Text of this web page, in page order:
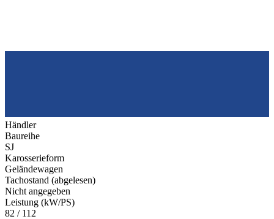
Händler
Baureihe
SJ
Karosserieform
Geländewagen
Tachostand (abgelesen)
Nicht angegeben
Leistung (kW/PS)
82 / 112